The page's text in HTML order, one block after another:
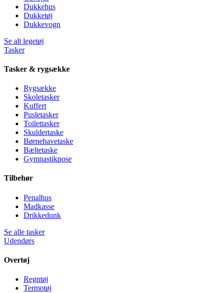
Dukkehus
Dukketøj
Dukkevogn
Se alt legetøj
Tasker
Tasker & rygsække
Rygsække
Skoletasker
Kuffert
Pusletasker
Toilettasker
Skuldertaske
Børnehavetaske
Bæltetaske
Gymnastikpose
Tilbehør
Penalhus
Madkasse
Drikkedunk
Se alle tasker
Udendørs
Overtøj
Regntøj
Termotøj